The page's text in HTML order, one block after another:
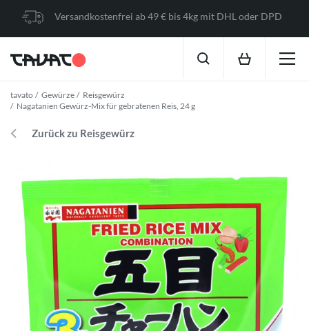
Versandkostenfrei ab 49 € bis 4kg mit DHL oder DPD
tavato Gewürze
Reisgewürz
Nagatanien Gewürz-Mix für gebratenen Reis, 24 g
Zurück zu Reisgewürz